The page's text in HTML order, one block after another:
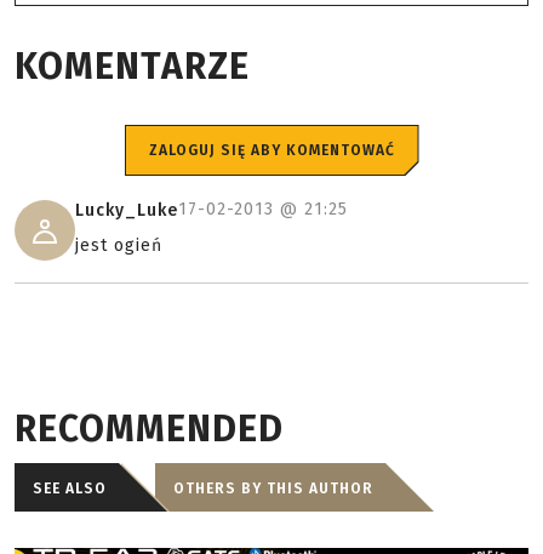
KOMENTARZE
ZALOGUJ SIĘ ABY KOMENTOWAĆ
Lucky_Luke17-02-2013 @ 21:25
jest ogień
RECOMMENDED
SEE ALSO OTHERS BY THIS AUTHOR